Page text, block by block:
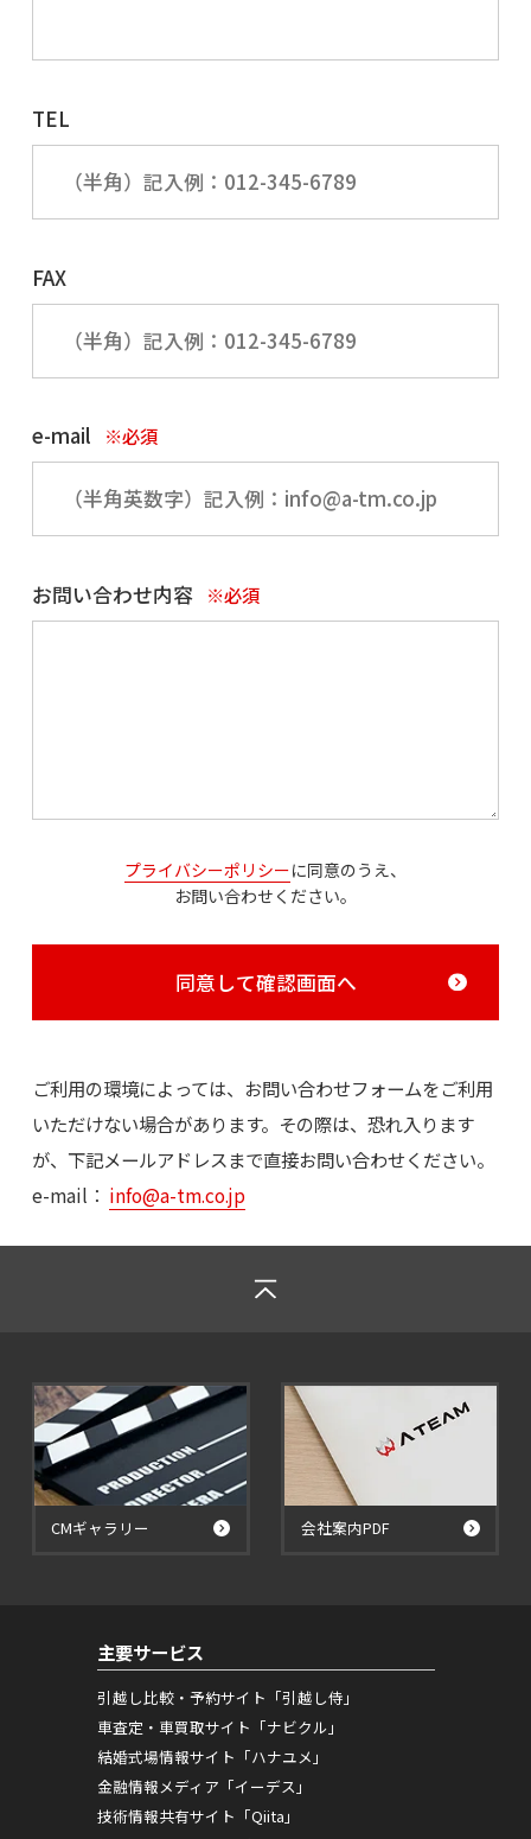
TEL
FAX
e-mail ※必須
お問い合わせ内容 ※必須
プライバシーポリシーに同意のうえ、
お問い合わせください。
同意して確認画面へ
ご利用の環境によっては、お問い合わせフォームをご利用
いただけない場合があります。その際は、恐れ入ります
が、下記メールアドレスまで直接お問い合わせください。
e-mail： info@a-tm.co.jp
CMギャラリー 会社案内PDF
主要サービス
引越し比較・予約サイト「引越し侍」
車査定・車買取サイト「ナビクル」
結婚式場情報サイト「ハナユメ」
金融情報メディア「イーデス」
技術情報共有サイト「Qiita」